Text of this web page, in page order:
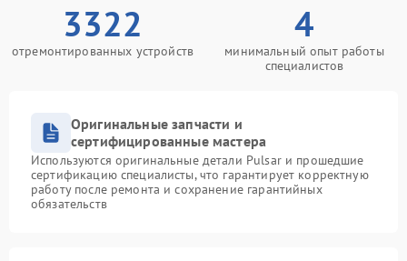
3322
отремонтированных устройств
4
минимальный опыт работы
специалистов
Оригинальные запчасти и
сертифицированные мастера
Используются оригинальные детали Pulsar и прошедшие
сертификацию специалисты, что гарантирует корректную
работу после ремонта и сохранение гарантийных
обязательств